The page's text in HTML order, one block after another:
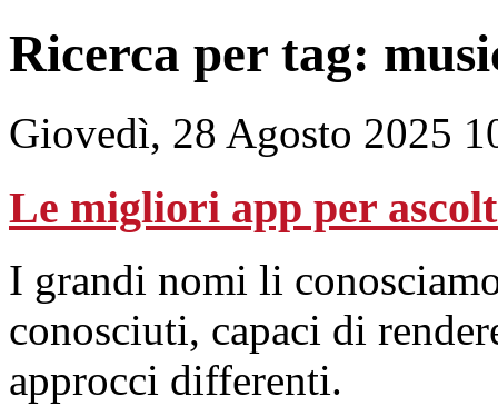
Ricerca per tag:
Giovedì, 28 Agosto 2025
Le migliori app per
I grandi nomi li
conosciuti, capaci di
approcci differenti.